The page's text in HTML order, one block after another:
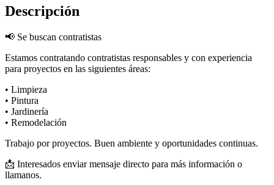
Descripción
📢 Se buscan contratistas
Estamos contratando contratistas responsables y con experiencia
para proyectos en las siguientes áreas:
• Limpieza
• Pintura
• Jardinería
• Remodelación
Trabajo por proyectos. Buen ambiente y oportunidades continuas.
📩 Interesados enviar mensaje directo para más información o
llamanos.